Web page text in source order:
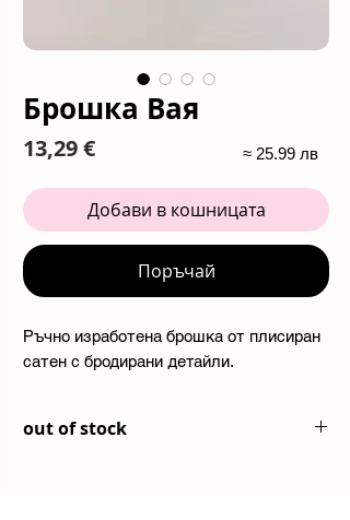
Брошка Вая
13,29 €Цена
Добави в кошницата
Поръчай
Ръчно изработена брошка от плисиран
сатен с бродирани детайли.
out of stock
≈ 25.99 лв